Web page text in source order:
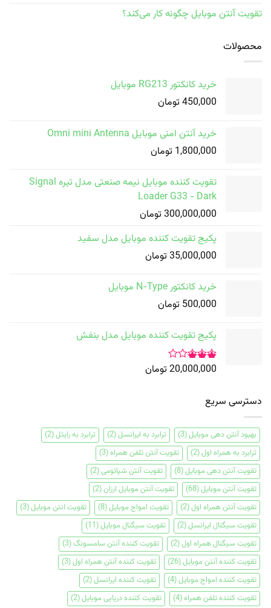
تقویت آنتن موبایل چگونه کار می‌کند؟
محصولات
خرید کانکتور RG213 موبایل
450,000 تومان
خرید آنتن امنی موبایل Omni mini Antenna
1,800,000 تومان
تقویت کننده موبایل نیمه صنعتی مدل تیره Signal
Loader G33 - Dark
300,000,000 تومان
پکیج تقویت کننده موبایل مدل سفید
35,000,000 تومان
خرید کانکتور N-Type موبایل
500,000 تومان
پکیج تقویت کننده موبایل مدل بنفش
امتیاز
از 5
20,000,000 تومان
دسترسی سریع
بهبود آنتن دهی موبایل(3) ترابرد به ایرانسل(2) ترابرد به رایتل(2)
ترابرد به همراه اول(2) تقویت آنتن تلفن همراه(3)
تقویت آنتن دهی موبایل(8) تقویت آنتن شیائومی(2)
تقویت آنتن موبایل(68) تقویت آنتن موبایل ارزان(2)
تقویت آنتن همراه اول(2) تقویت امواج موبایل(8) تقویت انتن موبایل(3)
تقویت سیگنال ایرانسل(2) تقویت سیگنال موبایل(11)
تقویت سیگنال همراه اول(2) تقویت کننده آنتن سامسونگ(3)
تقویت کننده آنتن موبایل(26) تقویت کننده آنتن همراه اول(3)
تقویت کننده امواج موبایل(4) تقویت کننده ایرانسل(2)
تقویت کننده تلفن همراه(4) تقویت کننده دریایی موبایل(2)